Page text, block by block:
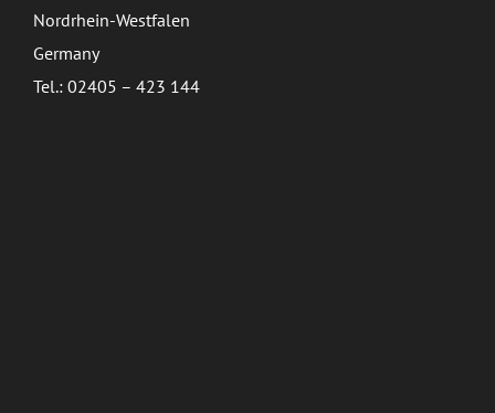
Nordrhein-Westfalen
Germany
Tel.: 02405 – 423 144